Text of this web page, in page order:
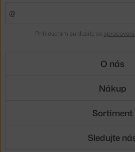
Prihlásením súhlasíte so
O nás
Nákup
Sortiment
Sledujte